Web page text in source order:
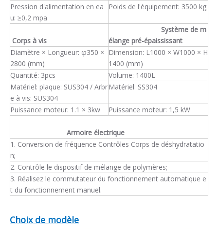
Pression d'alimentation en ea
u: ≥0,2 mpa
Poids de l'équipement: 3500 kg
Corps à vis
Système de m
élange pré-épaississant
Diamètre × Longueur: φ350 ×
2800 (mm)
Dimension: L1000 × W1000 × H
1400 (mm)
Quantité: 3pcs
Volume: 1400L
Matériel: plaque: SUS304 / Arbr
e à vis: SUS304
Matériel: SS304
Puissance moteur: 1.1 × 3kw Puissance moteur: 1,5 kW
Armoire électrique
1. Conversion de fréquence Contrôles Corps de déshydratatio
n;
2. Contrôle le dispositif de mélange de polymères;
3. Réalisez le commutateur du fonctionnement automatique e
t du fonctionnement manuel.
Choix de modèle